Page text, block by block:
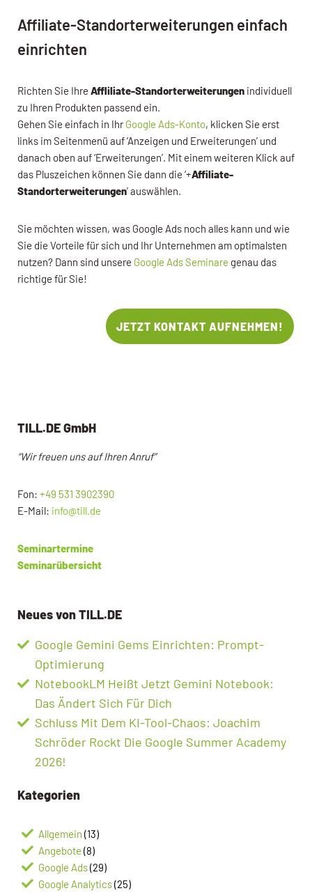
Affiliate-Standorterweiterungen einfach
einrichten
Richten Sie Ihre Affliliate-Standorterweiterungen individuell
zu Ihren Produkten passend ein.
Gehen Sie einfach in IhrGoogle Ads-Konto, klicken Sie erst
links im Seitenmenü auf ‘Anzeigen und Erweiterungen’ und
danach oben auf ‘Erweiterungen’. Mit einem weiteren Klick auf
das Pluszeichen können Sie dann die ‘+Affiliate-
Standorterweiterungen’ auswählen.
Sie möchten wissen, was Google Ads noch alles kann und wie
Sie die Vorteile für sich und Ihr Unternehmen am optimalsten
nutzen? Dann sind unsere Google Ads Seminare genau das
richtige für Sie!
JETZT KONTAKT AUFNEHMEN!
TILL.DE GmbH
“Wir freuen uns auf Ihren Anruf”
Fon: +49 531 3902390
E-Mail: info@till.de
Seminartermine
Seminarübersicht
Neues von TILL.DE
Google Gemini Gems Einrichten: Prompt-
Optimierung
NotebookLM Heißt Jetzt Gemini Notebook:
Das Ändert Sich Für Dich
Schluss Mit Dem KI-Tool-Chaos: Joachim
Schröder Rockt Die Google Summer Academy
2026!
Kategorien
Allgemein (13)
Angebote (8)
Google Ads(29)
Google Analytics(25)